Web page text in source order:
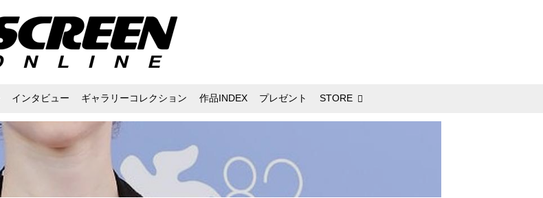
インタビュー ギャラリーコレクション 作品INDEX プレゼント STORE